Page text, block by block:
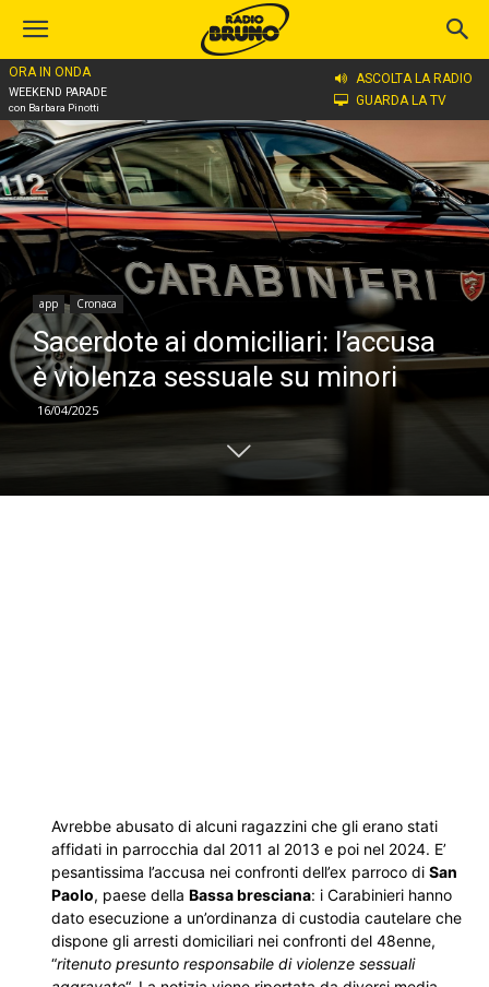
ORA IN ONDA
WEEKEND PARADE
con Barbara Pinotti
ASCOLTA LA RADIO
GUARDA LA TV
Home
app Cronaca
Sacerdote ai domiciliari: l’accusa
è violenza sessuale su minori
16/04/2025
Avrebbe abusato di alcuni ragazzini che gli erano stati
affidati in parrocchia dal 2011 al 2013 e poi nel 2024. E’
pesantissima l’accusa nei confronti dell’ex parroco di San
Paolo, paese della Bassa bresciana: i Carabinieri hanno
dato esecuzione a un’ordinanza di custodia cautelare che
dispone gli arresti domiciliari nei confronti del 48enne,
“ritenuto presunto responsabile di violenze sessuali